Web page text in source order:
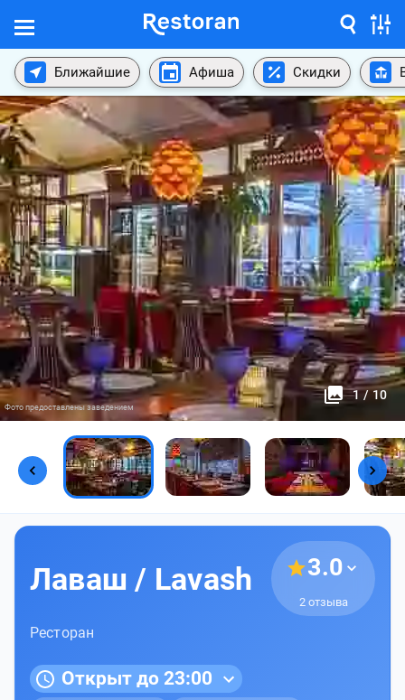
Ближайшие Афиша Скидки
1 / 10
Фото предоставлены заведением
Лаваш / Lavash 3.0
2 отзыва
Ресторан
Открыт до 23:00